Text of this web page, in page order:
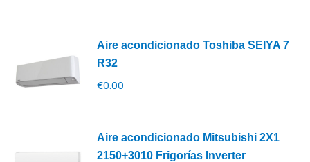
Aire acondicionado Toshiba SEIYA 7
R32
€0.00
Aire acondicionado Mitsubishi 2X1
2150+3010 Frigorías Inverter